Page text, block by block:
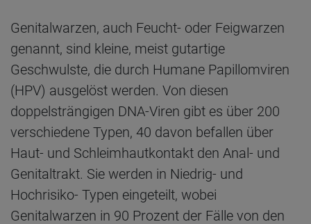
Genitalwarzen, auch Feucht- oder Feigwarzen
genannt, sind kleine, meist gutartige
Geschwulste, die durch Humane Papillomviren
(HPV) ausgelöst werden. Von diesen
doppelsträngigen DNA-​Viren gibt es über 200
verschiedene Typen, 40 davon befallen über
Haut- und Schleimhautkontakt den Anal- und
Genitaltrakt. Sie werden in Niedrig- und
Hochrisiko- Typen eingeteilt, wobei
Genitalwarzen in 90 Prozent der Fälle von den